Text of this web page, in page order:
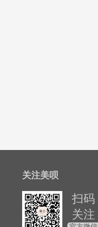
关注美呗
扫码
关注